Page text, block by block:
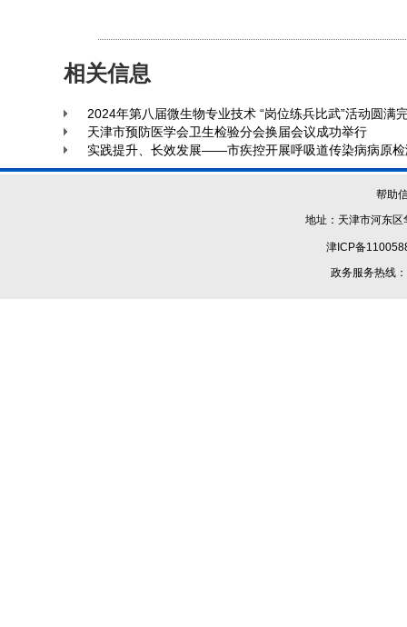
相关信息
2024年第八届微生物专业技术 “岗位练兵比武”活动圆满
天津市预防医学会卫生检验分会换届会议成功举行
实践提升、长效发展——市疾控开展呼吸道传染病病原检
帮助
地址：天津市河
津ICP备
政务服务热线